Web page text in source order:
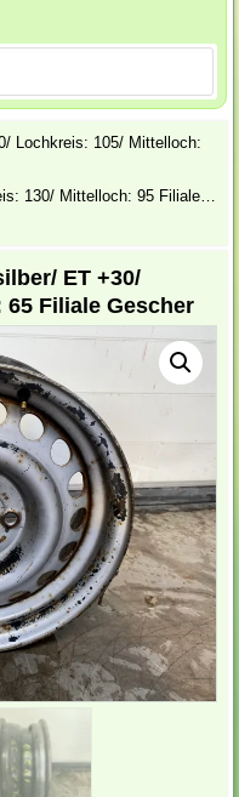
Lochkreis: 105/ Mittelloch:
130/ Mittelloch: 95 Filiale…
ET +30/
Filiale Gescher